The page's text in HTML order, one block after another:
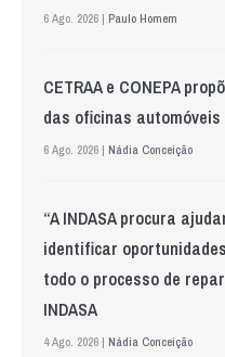
6 Ago. 2026 | Paulo Homem
CETRAA e CONEPA
das oficinas automóveis
6 Ago. 2026 | Nádia Conceição
“A INDASA procura
identificar
todo o processo de
INDASA
4 Ago. 2026 | Nádia Conceição